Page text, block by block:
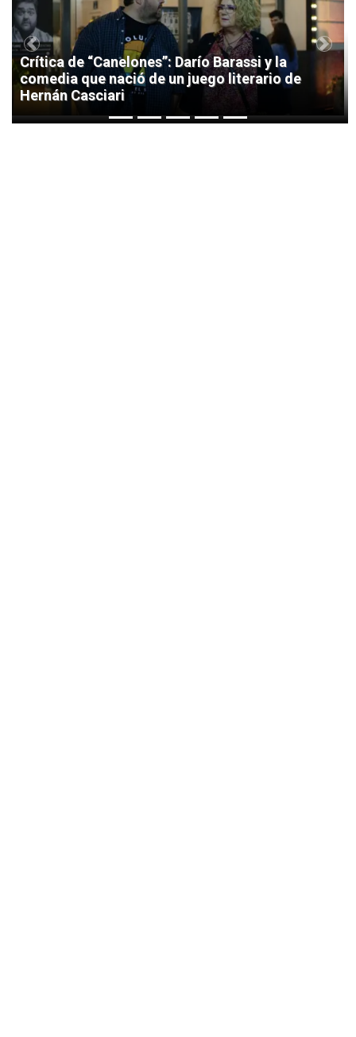
Crítica de “Canelones”: Darío Barassi y la
comedia que nació de un juego literario de
Hernán Casciari
Previous Next